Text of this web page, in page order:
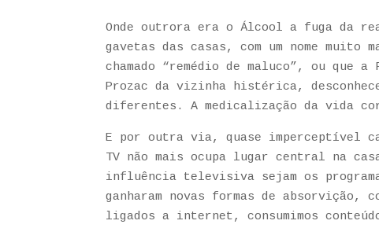
Onde outrora era o Álcool a fuga da
gavetas das casas, com um nome
chamado “remédio de maluco”, ou
Prozac da vizinha histérica,
diferentes. A medicalização da vida
E por outra via, quase imperceptível
TV não mais ocupa lugar central na
influência televisiva sejam os
ganharam novas formas de absorvição,
ligados a internet, consumimos